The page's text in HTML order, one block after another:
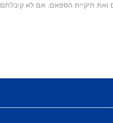
ואת תיקיית הספאם. אם לא קיבלתם